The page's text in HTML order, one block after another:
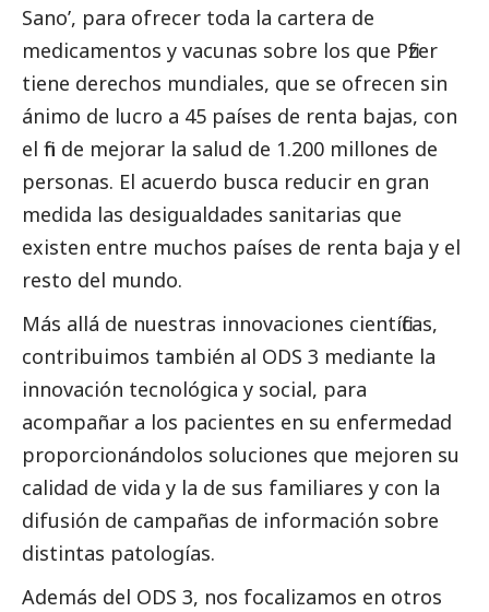
Sano’, para ofrecer toda la cartera de
medicamentos y vacunas sobre los que Pfizer
tiene derechos mundiales, que se ofrecen sin
ánimo de lucro a 45 países de renta bajas, con
el fin de mejorar la salud de 1.200 millones de
personas. El acuerdo busca reducir en gran
medida las desigualdades sanitarias que
existen entre muchos países de renta baja y el
resto del mundo.
Más allá de nuestras innovaciones científicas,
contribuimos también al ODS 3 mediante la
innovación tecnológica y social, para
acompañar a los pacientes en su enfermedad
proporcionándolos soluciones que mejoren su
calidad de vida y la de sus familiares y con la
difusión de campañas de información sobre
distintas patologías.
Además del ODS 3, nos focalizamos en otros